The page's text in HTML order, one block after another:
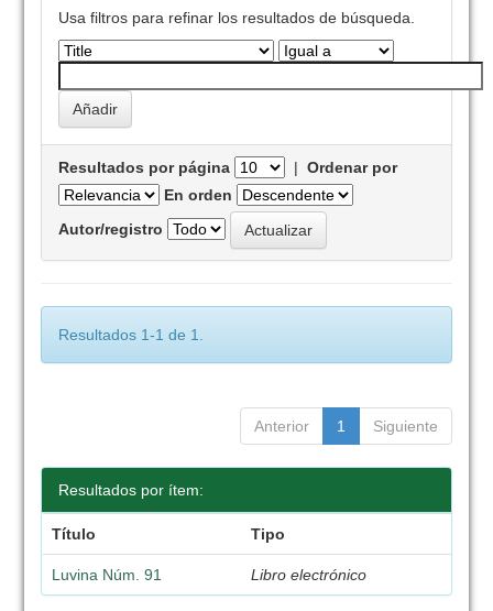
Usa filtros para refinar los resultados de búsqueda.
Resultados por página |Ordenar por
En orden
Autor/registro
Resultados 1-1 de 1.
Anterior 1 Siguiente
Resultados por ítem:
Título Tipo
Luvina Núm. 91 Libro electrónico